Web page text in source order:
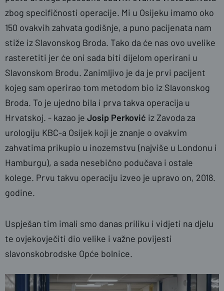
zbog specifičnosti operacije. Mi u Osijeku imamo oko
150 ovakvih zahvata godišnje, a puno pacijenata nam
stiže iz Slavonskog Broda. Tako da će nas ovo uvelike
rasteretiti jer će oni sada biti dijelom operirani u
Slavonskom Brodu. Zanimljivo je da je prvi pacijent
kojeg sam operirao tom metodom bio iz Slavonskog
Broda. To je ujedno bila i prva takva operacija u
Hrvatskoj. - kazao je Josip Perković iz Zavoda za
urologiju KBC-a Osijek koji je znanje o ovakvim
zahvatima prikupio u inozemstvu (najviše u Londonu i
Hamburgu), a sada nesebično podučava i ostale
kolege. Prvu takvu operaciju izveo je upravo on, 2018.
godine.
Uspješan tim imali smo danas priliku i vidjeti na djelu
te ovjekovječiti dio velike i važne povijesti
slavonskobrodske Opće bolnice.